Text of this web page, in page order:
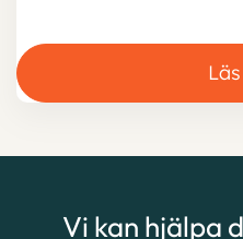
Vi kan hjälpa